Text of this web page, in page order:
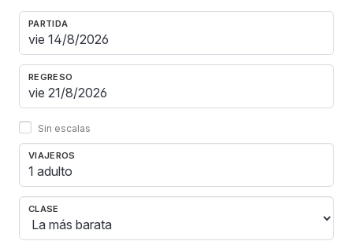
PARTIDA
REGRESO
Sin escalas
VIAJEROS
1 adulto
CLASE